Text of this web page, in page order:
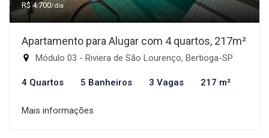
R$ 4.700/dia
Apartamento para Alugar com 4 quartos, 217m²
Módulo 03 - Riviera de São Lourenço, Bertioga-SP
4 Quartos 5 Banheiros 3 Vagas 217 m²
Mais informações